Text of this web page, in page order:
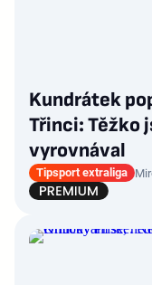
Kundrátek
Třinci: Těžko
vyrovnával
Tipsport extraliga